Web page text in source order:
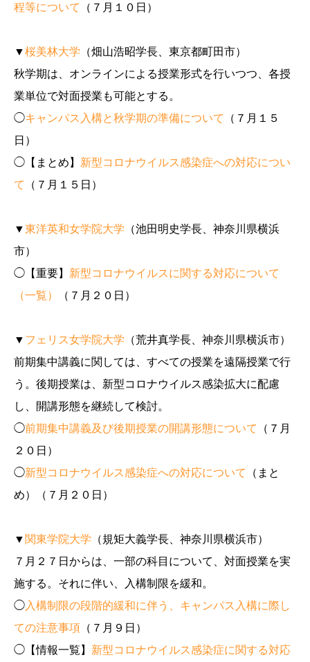
程等について
（７月１０日）
▼桜美林大学 （畑山浩昭学長、東京都町田市）
秋学期は、オンラインによる授業形式を行いつつ、 各授
業単位で対面授業も可能とする。
◯キャンパス入構と秋学期の準備について
（７月１５
日）
◯【まとめ】 新型コロナウイルス感染症への対応につい
て
（７月１５日）
▼東洋英和女学院大学 （池田明史学長、神奈川県横浜
市）
◯【重要】 新型コロナウイルスに関する対応について
（一覧）
（７月２０日）
▼ フェリス女学院大学 （荒井真学長、神奈川県横浜市）
前期集中講義に関しては、すべての授業を遠隔授業で行
う。後期授業は、新型コロナウイルス感染拡大に配慮
し、開講形態を継続して検討。
◯前期集中講義及び後期授業の開講形態について
（７月
２０日）
◯新型コロナウイルス感染症への対応について
（まと
め）（７月２０日）
▼ 関東学院大学 （規矩大義学長、神奈川県横浜市）
７月２７日からは、一部の科目について、対面授業を実
施する。それに伴い、入構制限を緩和。
◯入構制限の段階的緩和に伴う、キャンパス入構に際し
ての注意事項 （７月９日）
◯【情報一覧】 新型コロナウイルス感染症に関する対応